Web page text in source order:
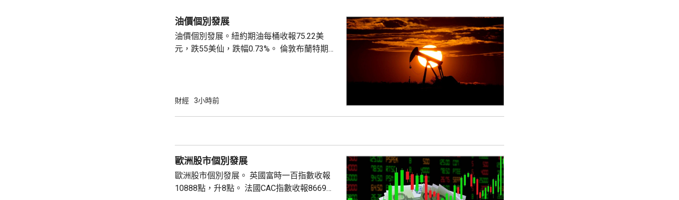
油價個別發展
油價個別發展。紐約期油每桶收報75.22美
元，跌55美仙，跌幅0.73%。 倫敦布蘭特期油
財經 3小時前
歐洲股市個別發展
歐洲股市個別發展。 英國富時一百指數收報
10888點，升8點。 法國CAC指數收報8669